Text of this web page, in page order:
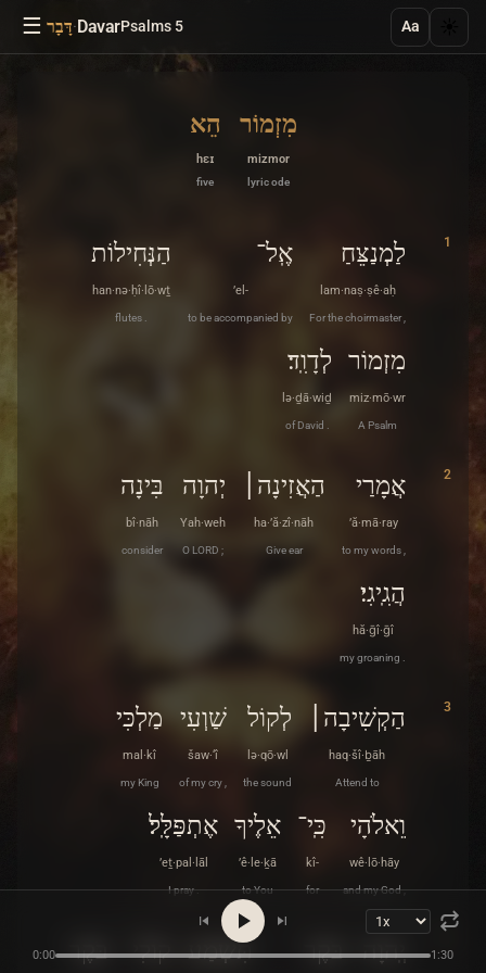
☰ דָּבָר·DavarPsalms 5 Aa
מִזְמוֹר
mizmor
lyric ode
הֵא
hɛɪ
five
1 לַמְנַצֵּחַ
lam·naṣ·ṣê·aḥ
For the choirmaster ,
אֶֽל־
’el-
to be accompanied by
הַנְּחִילוֹת
han·nə·ḥî·lō·wṯ
flutes .
מִזְמוֹר
miz·mō·wr
A Psalm
לְדָוִֽד׃
lə·ḏā·wiḏ
of David .
2 אֲמָרַי
’ă·mā·ray
to my words ,
הַאֲזִינָה׀
ha·’ă·zî·nāh
Give ear
יְהוָה
Yah·weh
O LORD ;
בִּינָה
bî·nāh
consider
הֲגִֽיגִי׃
hă·ḡî·ḡî
my groaning .
3 הַקְשִׁיבָה׀
haq·šî·ḇāh
Attend to
לְקוֹל
lə·qō·wl
the sound
שַׁוְעִי
šaw·‘î
of my cry ,
מַלְכִּי
mal·kî
my King
וֵאלֹהָי
wê·lō·hāy
and my God ,
כִּֽי־
kî-
for
אֵלֶיךָ
’ê·le·ḵā
to You
אֶתְפַּלָּֽל׃
’eṯ·pal·lāl
I pray .
יְֽהוָה בֹּקֶר תִּשְׁמַע קוֹלִי בֹּקֶר 0:00 1:30